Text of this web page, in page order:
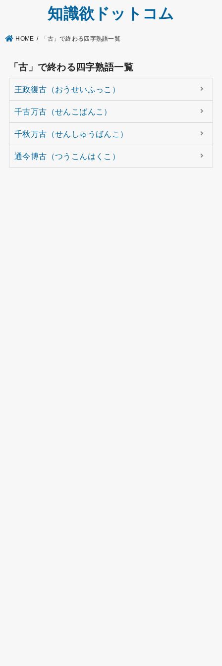
知識欲ドットコム
HOME 「古」で終わる四字熟語一覧
「古」で終わる四字熟語一覧
王政復古（おうせいふっこ）
千古万古（せんこばんこ）
千秋万古（せんしゅうばんこ）
通今博古（つうこんはくこ）